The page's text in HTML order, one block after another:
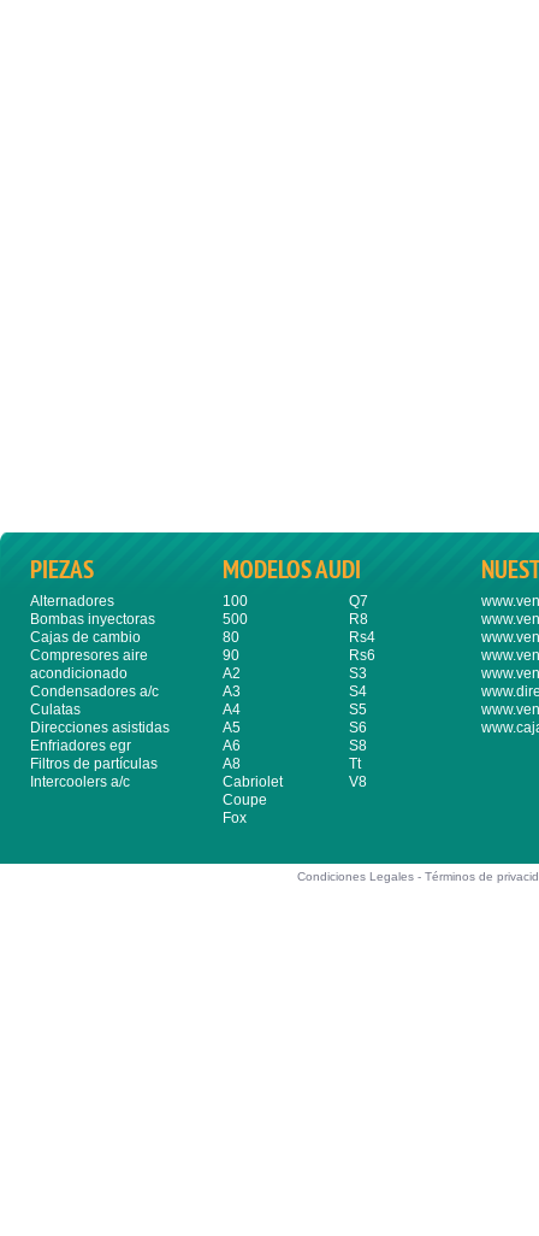
PIEZAS
Alternadores
Bombas inyectoras
Cajas de cambio
Compresores aire
acondicionado
Condensadores a/c
Culatas
Direcciones asistidas
Enfriadores egr
Filtros de partículas
Intercoolers a/c
MODELOS AUDI
100
500
80
90
A2
A3
A4
A5
A6
A8
Cabriolet
Coupe
Fox
Q7
R8
Rs4
Rs6
S3
S4
S5
S6
S8
Tt
V8
Condiciones Legales -Términos de